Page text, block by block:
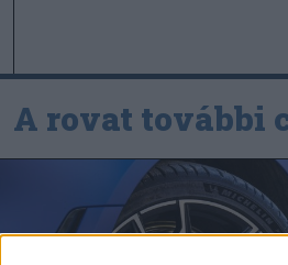
A rovat további